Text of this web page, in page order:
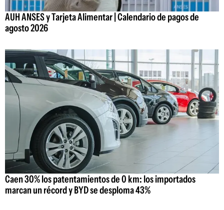
AUH ANSES y Tarjeta Alimentar | Calendario de pagos de
agosto 2026
Caen 30% los patentamientos de 0 km: los importados
marcan un récord y BYD se desploma 43%